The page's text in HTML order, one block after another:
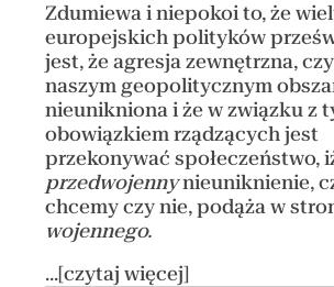
Zdumiewa i niepokoi to, że
europejskich polityków
jest, że agresja zewnętrzna,
naszym geopolitycznym
nieunikniona i że w związku z
obowiązkiem rządzących jest
przekonywać społeczeństwo,
przedwojennynieuniknienie,
chcemy czy nie, podąża w
wojennego.
...[czytaj więcej]